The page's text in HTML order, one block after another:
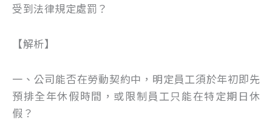
受到法律規定處罰？
【解析】
一、公司能否在勞動契約中，明定員工須於年初即先
預排全年休假時間，或限制員工只能在特定期日休
假？